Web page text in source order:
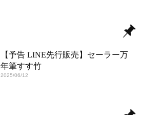
【予告 LINE先行販売】セーラー万
年筆すす竹
2025/06/12